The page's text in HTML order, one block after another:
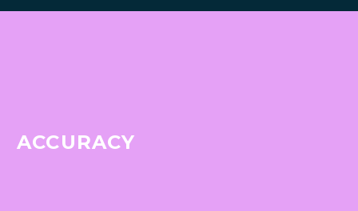
ACCURACY